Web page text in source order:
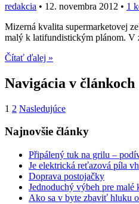
redakcia • 12. novembra 2012 • 1
Mizerná kvalita supermarketovej
malý k latifundistickým plánom. V
Čítať ďalej »
Navigácia v článkoch
1 2 Nasledujúce
Najnovšie články
Připálený tuk na grilu –
Je elektrická reťazová píla
Doprava postojačky
Jednoduchý výbeh pre malé
Ako sa v byte zbaviť hluku